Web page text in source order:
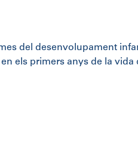
del desenvolupament
els primers anys de la vida